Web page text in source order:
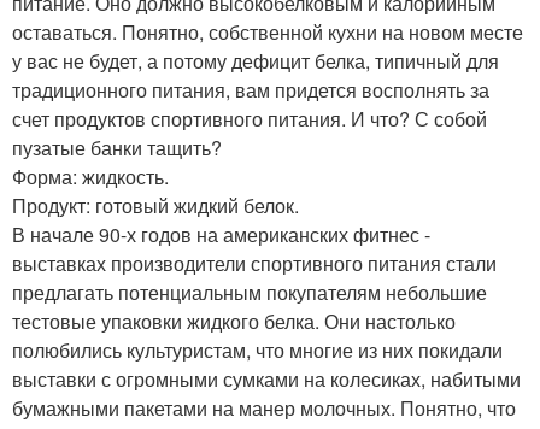
оставаться. Понятно, собственной кухни на новом месте
у вас не будет, а потому дефицит белка, типичный для
традиционного питания, вам придется восполнять за
счет продуктов спортивного питания. И что? С собой
пузатые банки тащить?
Форма: жидкость.
Продукт: готовый жидкий белок.
В начале 90-х годов на американских фитнес -
выставках производители спортивного питания стали
предлагать потенциальным покупателям небольшие
тестовые упаковки жидкого белка. Они настолько
полюбились культуристам, что многие из них покидали
выставки с огромными сумками на колесиках, набитыми
бумажными пакетами на манер молочных. Понятно, что